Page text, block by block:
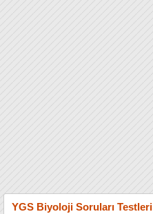
YGS Biyoloji Soruları Testleri